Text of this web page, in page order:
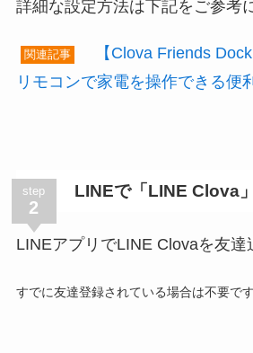
詳細な設定方法は下記をご参考に
関連記事
【Clova Friends
リモコンで家電を操作できる便
step
2
LINEで「LINE Clova
LINEアプリでLINE Clovaを友達
すでに友達登録されている場合は不要です